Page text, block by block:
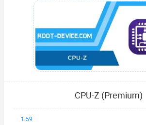
CPU-Z (Premium)
1.59